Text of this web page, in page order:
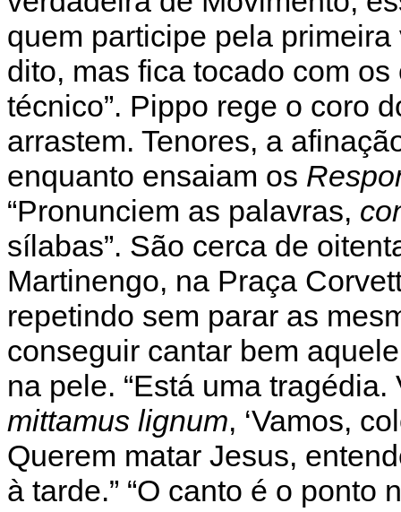
quem participe pela
dito, mas fica tocado com
técnico”. Pippo rege o coro
arrastem. Tenores, a
enquanto ensaiam os
“Pronunciem as palavras,
sílabas”. São cerca de
Martinengo, na Praça
repetindo sem parar as
conseguir cantar bem
na pele. “Está uma
mittamus lignum, ‘Vamos,
Querem matar Jesus,
à tarde.” “O canto é o